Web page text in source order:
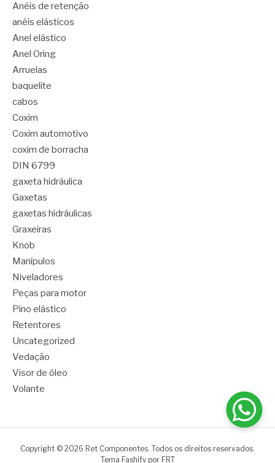
Anéis de retenção
anéis elásticos
Anel elástico
Anel Oring
Arruelas
baquelite
cabos
Coxim
Coxim automotivo
coxim de borracha
DIN 6799
gaxeta hidráulica
Gaxetas
gaxetas hidráulicas
Graxeiras
Knob
Manípulos
Niveladores
Peças para motor
Pino elástico
Retentores
Uncategorized
Vedação
Visor de óleo
Volante
Copyright © 2026 Ret Componentes. Todos os direitos reservados.
Tema Fashify por FRT